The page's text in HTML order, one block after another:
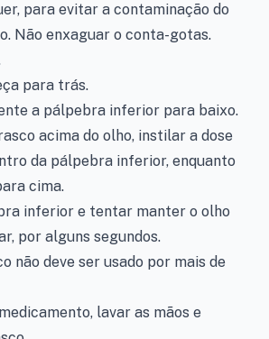
para evitar a contaminação do
Não enxaguar o conta-gotas.
para trás.
a pálpebra inferior para baixo.
acima do olho, instilar a dose
da pálpebra inferior, enquanto
cima.
inferior e tentar manter o olho
por alguns segundos.
não deve ser usado por mais de
lavar as mãos e